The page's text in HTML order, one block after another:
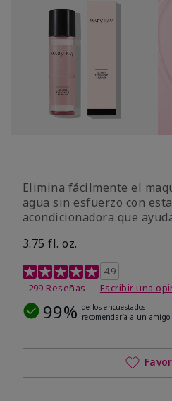
Elimina fácilmente el
agua sin esfuerzo con
acondicionadora que
3.75 fl. oz.
Calificación de clientes de 4,8
4.9
299 Reseñas
Escribir una
99% de los encuestados
recomendaría a un amigo.